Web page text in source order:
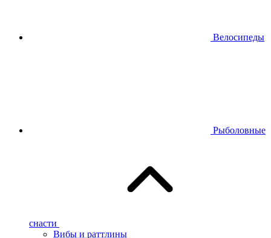
Велосипеды
Рыболовные
снасти
Вибы и раттлины